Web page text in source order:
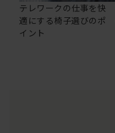
テレワークの仕事を快
適にする椅子選びのポ
イント